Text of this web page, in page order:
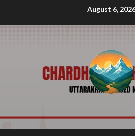
August 6, 2026